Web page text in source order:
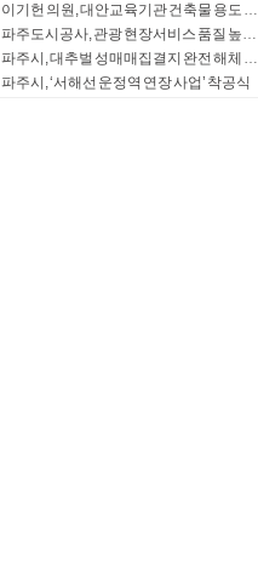
이기헌 의원, 대안교육기관 건축물 용도 문제 해결 ‘결실’ “고양자유학교 폐쇄 위기 해소”
파주도시공사, 관광 현장서비스 품질 높인다.
파주시, 대추벌 성매매집결지 완전 해체 사업 추진
파주시, ‘서해선 운정역 연장 사업’ 착공식